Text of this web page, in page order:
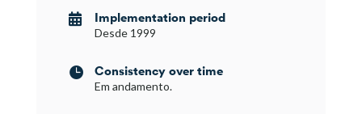
 Implementation period
Desde 1999
 Consistency over time
Em andamento.